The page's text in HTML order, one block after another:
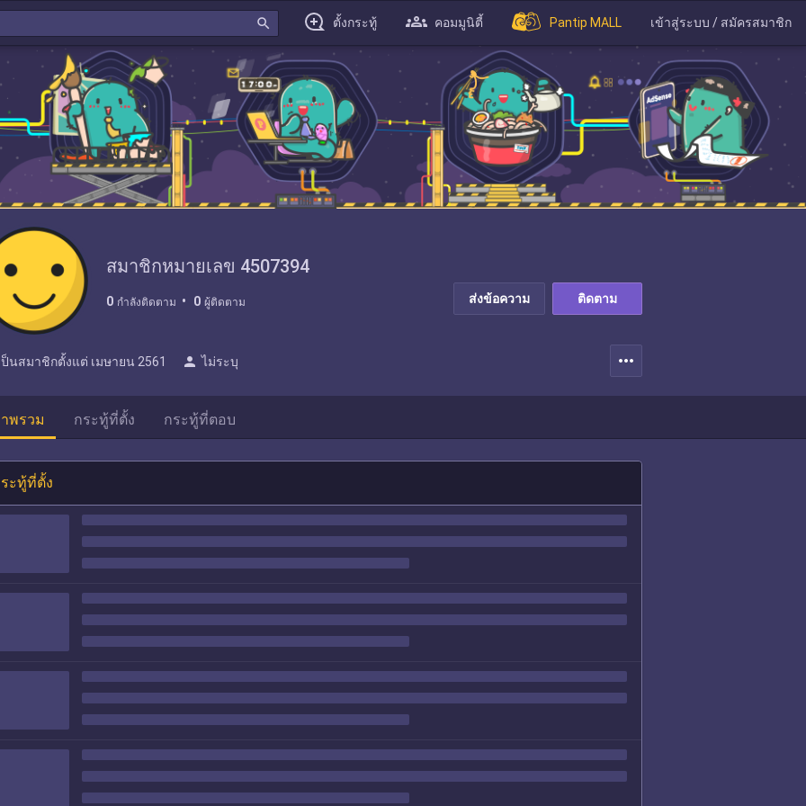
search ตั้งกระทู้ คอมมูนิตี้ Pantip MALL เข้าสู่ระบบ / สมัครสมาชิก
สมาชิกหมายเลข 4507394
0 กำลังติดตาม 0 ผู้ติดตาม ส่งข้อความ ติดตาม
ป็นสมาชิกตั้งแต่ เมษายน 2561 person ไม่ระบุ more_horiz
พรวม กระทู้ที่ตั้ง กระทู้ที่ตอบ
ะทู้ที่ตั้ง